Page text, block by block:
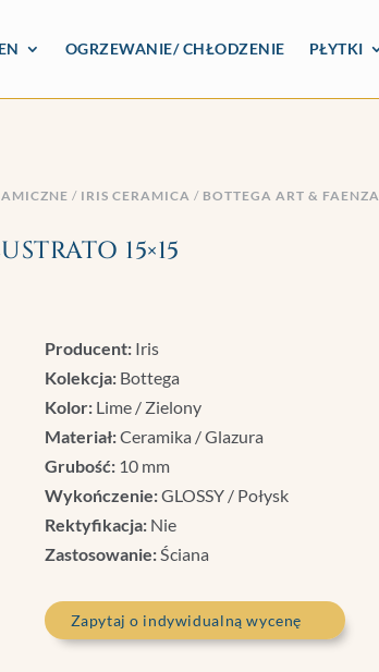
OGRZEWANIE/ CHŁODZENIE PŁYTKI
/ IRIS CERAMICA / BOTTEGA ART & FAENZA
15×15
Producent:Iris
Kolekcja:Bottega
Kolor:Lime / Zielony
Materiał:Ceramika / Glazura
Grubość:10 mm
Wykończenie:GLOSSY / Połysk
Rektyfikacja:Nie
Zastosowanie:Ściana
Zapytaj o indywidualną wycenę